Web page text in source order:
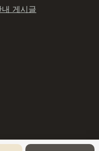
게시글